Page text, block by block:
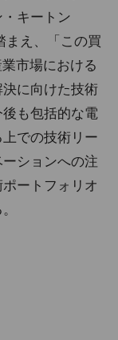
キートン
まえ、「この買
市場における
に向けた技術
も包括的な電
での技術リー
ションへの注
ートフォリオ